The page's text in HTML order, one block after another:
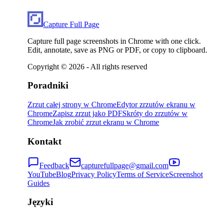
Capture Full Page
Capture full page screenshots in Chrome with one click.
Edit, annotate, save as PNG or PDF, or copy to clipboard.
Copyright © 2026 - All rights reserved
Poradniki
Zrzut całej strony w ChromeEdytor zrzutów ekranu w
ChromeZapisz zrzut jako PDFSkróty do zrzutów w
ChromeJak zrobić zrzut ekranu w Chrome
Kontakt
Feedback
capturefullpage@gmail.com
YouTubeBlogPrivacy PolicyTerms of ServiceScreenshot
Guides
Języki